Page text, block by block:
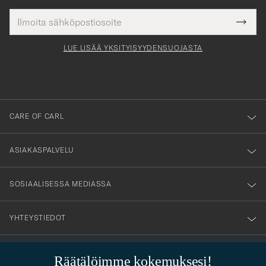
Räätälöimme kokemuksesi!
tieto
Tack
för
dig
till
vårt
nyhetsbrev!
LUE LISÄÄ YKSITYISYYDENSUOJASTA
CARE OF CARL
ASIAKASPALVELU
SOSIAALISESSA MEDIASSA
YHTEYSTIEDOT